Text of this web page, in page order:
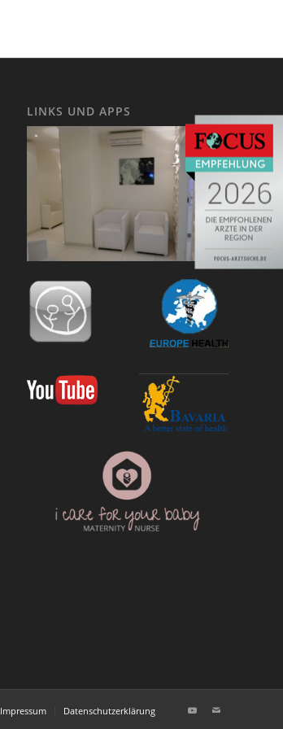
LINKS UND APPS
Impressum Datenschutzerklärung